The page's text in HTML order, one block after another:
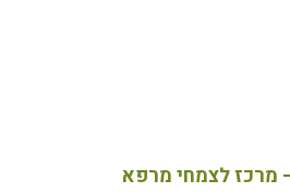
מרכז לצמחי מרפא